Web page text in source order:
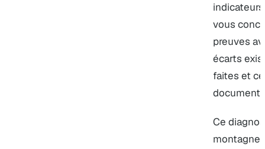
vous
preuves
écarts
faites et
Ce
montagne